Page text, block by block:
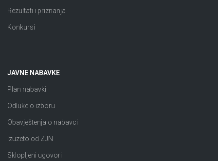
Rezultati i priznanja
Konkursi
JAVNE NABAVKE
Plan nabavki
Odluke o izboru
Obavještenja o nabavci
Izuzeto od ZJN
Sklopljeni ugovori